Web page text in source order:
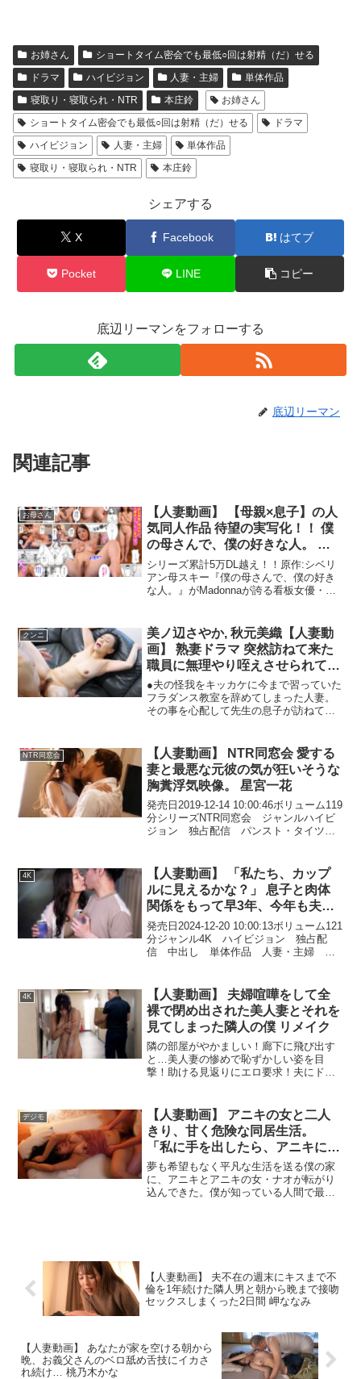
お姉さん
ショートタイム密会でも最低○回は射精（だ）せる
ドラマ
ハイビジョン 人妻・主婦
単体作品
寝取り・寝取られ・NTR
本庄鈴
お姉さん
ショートタイム密会でも最低○回は射精（だ）せる
ドラマ
ハイビジョン
人妻・主婦
単体作品
寝取り・寝取られ・NTR
本庄鈴
シェアする
X Facebook はてブ
Pocket LINE コピー
底辺リーマンをフォローする
底辺リーマン
関連記事
お母さん
【人妻動画】 【母親×息子】の人
気同人作品 待望の実写化！！ 僕
の母さんで、僕の好きな人。 木
下凛々子
シリーズ累計5万DL越え！！原作:シベリ
アン母スキー『僕の母さんで、僕の好き
な人。』がMadonnaが誇る看板女優・木
おかしい息子・優太のことが気になって
いた。ある日、息子が自分の名前を呼び
ながら自慰に耽る姿を目撃して！？動揺
するかおりだったが、母親を女性として
想う息子を優しく受け入れて…。シリー
ズ第1弾＆第2弾を収録！！---------------------
-------------------------------------------------
【SEXYピックアップキャンペーン プレ
～ 2025年7月4日（金） 9:59の間にキャ
ンペーンにエントリー＆【SEXYピック
アップ50％OFF第○弾】の表記がついた商
品を購入すると購入点数に応じて特典動
登録などキャンペーンの詳細は、特設ペ
ージでご確認ください。【注意事項】・
プレゼントを受け取るにはキャンペーン
に対象商品は入れ替わります。・月額動
画はキャンペーン対象外です。---------------
-------------------------------------------------------
クンニ
美ノ辺さやか, 秋元美織【人妻動
画】 熟妻ドラマ 突然訪ねて来た
職員に無理やり咥えさせられて…
夫の上司を誘惑してイヤラしく腰
振る妻（RD-13561）
●夫の怪我をキッカケに今まで習っていた
フラダンス教室を辞めてしまった人妻。
その事を心配して先生の息子が訪ねて来
NTR同窓会
【人妻動画】 NTR同窓会 愛する
妻と最悪な元彼の気が狂いそうな
胸糞浮気映像。 星宮一花
発売日2019-12-14 10:00:46ボリューム119
分シリーズNTR同窓会 ジャンルハイビ
ジョン 独占配信 パンスト・タイツ
ェチ 女優星宮一花 監督肉尊 メ...
4K
【人妻動画】 「私たち、カップ
ルに見えるかな？」 息子と肉体
関係をもって早3年、今年も夫に
内緒で年に一度のお泊りデートへ
行って来ます。 一色桃子
発売日2024-12-20 10:00:13ボリューム121
分ジャンル4K ハイビジョン 独占配
信 中出し 単体作品 人妻・主婦 デ
ーベルMONROE 品番roe002...
4K
【人妻動画】 夫婦喧嘩をして全
裸で閉め出された美人妻とそれを
見てしまった隣人の僕 リメイク
隣の部屋がやかましい！廊下に飛び出す
と…美人妻の惨めで恥ずかしい姿を目
撃！助ける見返りにエロ要求！夫にドア
ゃった美人妻編、疲れた夫にキレられた
夜の営みを求める美人妻編を収録。弱み
しかない全裸妻のマ○コに濃厚ザーメン中
出し！
デジモ
【人妻動画】 アニキの女と二人
きり、甘く危険な同居生活。
「私に手を出したら、アニキに殺
されるよ？」 神宮寺ナオ
夢も希望もなく平凡な生活を送る僕の家
に、アニキとアニキの女・ナオが転がり
込んできた。僕が知っている人間で最も
に一緒に買い物に行って一緒に洗濯や掃
除をして…絶対に手を出してはいけない
女に僕は次第に惹かれていった…。--------
------------------------------------------------------------
ゼント概要】2025年6月20日（金） 10:00
～ 2025年7月4日（金） 9:59の間にキャ
ンペーンにエントリー＆【SEXYピック
アップ50％OFF第○弾】の表記がついた商
【人妻動画】 夫不在の週末にキスまで不
倫を1年続けた隣人男と朝から晩まで接吻
セックスしまくった2日間 岬ななみ
【人妻動画】 あなたが家を空ける朝から
晩、お義父さんのベロ舐め舌技にイカさ
れ続け… 桃乃木かな